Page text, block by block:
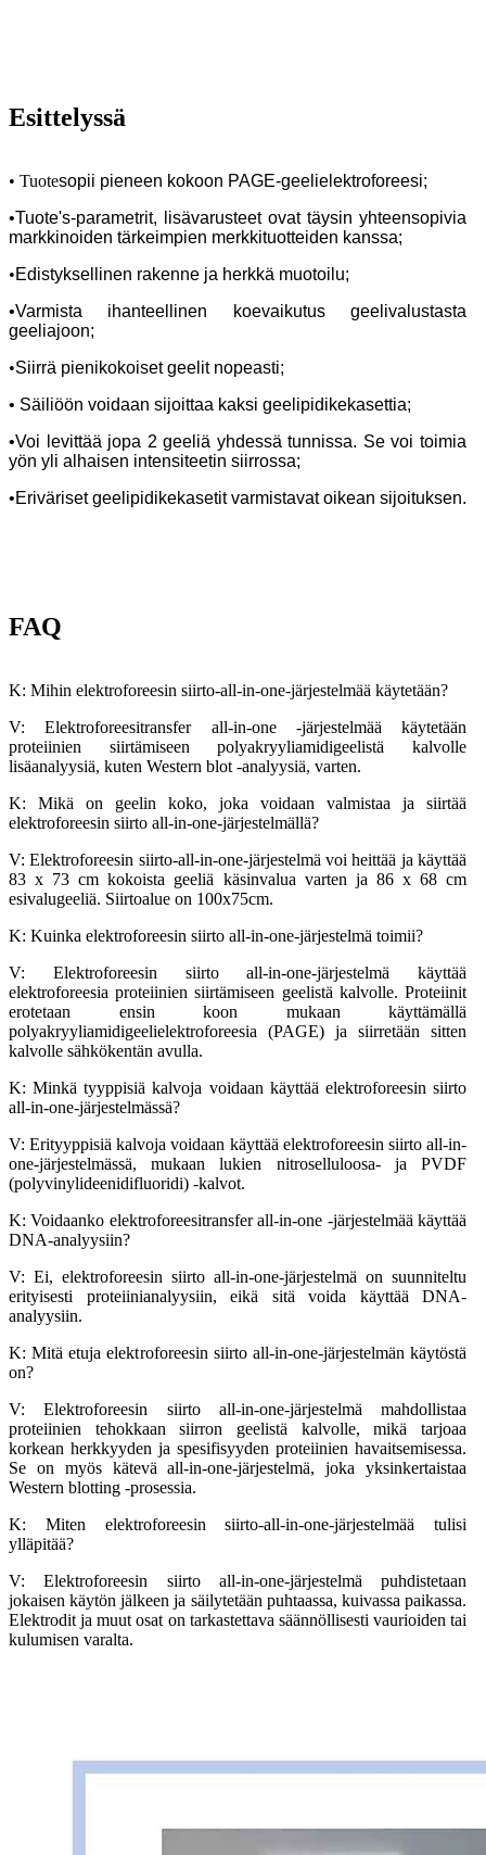
Esittelyssä
• Tuotesopii pieneen kokoon PAGE-geelielektroforeesi;
•Tuote's-parametrit, lisävarusteet ovat täysin yhteensopivia
markkinoiden tärkeimpien merkkituotteiden kanssa;
•Edistyksellinen rakenne ja herkkä muotoilu;
•Varmista ihanteellinen koevaikutus geelivalustasta
geeliajoon;
•Siirrä pienikokoiset geelit nopeasti;
• Säiliöön voidaan sijoittaa kaksi geelipidikekasettia;
•Voi levittää jopa 2 geeliä yhdessä tunnissa. Se voi toimia
yön yli alhaisen intensiteetin siirrossa;
•Eriväriset geelipidikekasetit varmistavat oikean sijoituksen.
FAQ
K: Mihin elektroforeesin siirto-all-in-one-järjestelmää käytetään?
V: Elektroforeesitransfer all-in-one -järjestelmää käytetään
proteiinien siirtämiseen polyakryyliamidigeelistä kalvolle
lisäanalyysiä, kuten Western blot -analyysiä, varten.
K: Mikä on geelin koko, joka voidaan valmistaa ja siirtää
elektroforeesin siirto all-in-one-järjestelmällä?
V: Elektroforeesin siirto-all-in-one-järjestelmä voi heittää ja käyttää
83 x 73 cm kokoista geeliä käsinvalua varten ja 86 x 68 cm
esivalugeeliä. Siirtoalue on 100x75cm.
K: Kuinka elektroforeesin siirto all-in-one-järjestelmä toimii?
V: Elektroforeesin siirto all-in-one-järjestelmä käyttää
elektroforeesia proteiinien siirtämiseen geelistä kalvolle. Proteiinit
erotetaan ensin koon mukaan käyttämällä
polyakryyliamidigeelielektroforeesia (PAGE) ja siirretään sitten
kalvolle sähkökentän avulla.
K: Minkä tyyppisiä kalvoja voidaan käyttää elektroforeesin siirto
all-in-one-järjestelmässä?
V: Erityyppisiä kalvoja voidaan käyttää elektroforeesin siirto all-in-
one-järjestelmässä, mukaan lukien nitroselluloosa- ja PVDF
(polyvinylideenidifluoridi) -kalvot.
K: Voidaanko elektroforeesitransfer all-in-one -järjestelmää käyttää
DNA-analyysiin?
V: Ei, elektroforeesin siirto all-in-one-järjestelmä on suunniteltu
erityisesti proteiinianalyysiin, eikä sitä voida käyttää DNA-
analyysiin.
K: Mitä etuja elektroforeesin siirto all-in-one-järjestelmän käytöstä
on?
V: Elektroforeesin siirto all-in-one-järjestelmä mahdollistaa
proteiinien tehokkaan siirron geelistä kalvolle, mikä tarjoaa
korkean herkkyyden ja spesifisyyden proteiinien havaitsemisessa.
Se on myös kätevä all-in-one-järjestelmä, joka yksinkertaistaa
Western blotting -prosessia.
K: Miten elektroforeesin siirto-all-in-one-järjestelmää tulisi
ylläpitää?
V: Elektroforeesin siirto all-in-one-järjestelmä puhdistetaan
jokaisen käytön jälkeen ja säilytetään puhtaassa, kuivassa paikassa.
Elektrodit ja muut osat on tarkastettava säännöllisesti vaurioiden tai
kulumisen varalta.